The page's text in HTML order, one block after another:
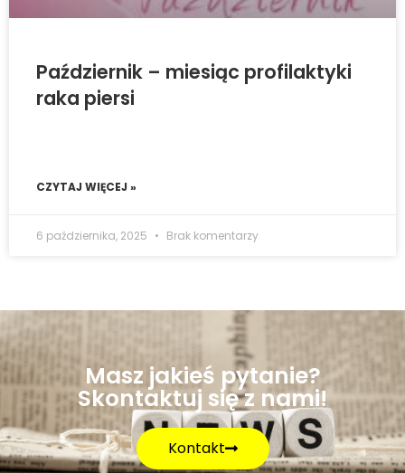
Październik – miesiąc profilaktyki
raka piersi
CZYTAJ WIĘCEJ »
6 października, 2025 Brak komentarzy
Masz jakieś pytanie?
Skontaktuj się z nami!
Kontakt